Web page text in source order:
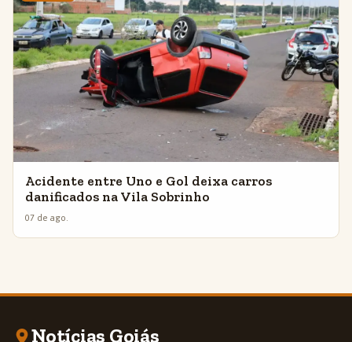
Acidente entre Uno e Gol deixa carros
danificados na Vila Sobrinho
07 de ago.
Notícias Goiás